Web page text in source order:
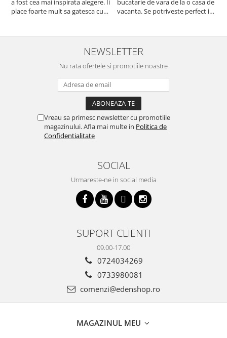
a fost cea mai inspirata alegere. Ii
place foarte mult sa gatesca cu
cratita...ma gandesc serios sa imi
cumpar si eu! Recomand mult !
bucatarie de vara de la o casa de
vacanta. Se potriveste perfect in
buna, recomand cu drag !
NEWSLETTER
Nu rata ofertele si promotiile noastre
Vreau sa primesc newsletter cu promotiile
magazinului. Afla mai multe in Politica de
Confidentialitate
SOCIAL
Urmareste-ne in social media
SUPORT CLIENTI
09.00-17.00
0724034269
0733980081
comenzi@edenshop.ro
MAGAZINUL MEU